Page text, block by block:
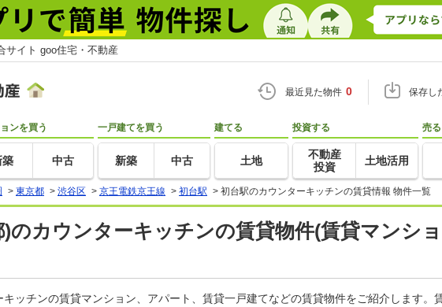
サイト goo住宅・不動産
最近見た物件 0 保存し
ンを買う
築 中古
一戸建てを買う
新築 中古
建てる
土地
投資する
不動産
投資
土地活用
売る
> 東京都 > 渋谷区 > 京王電鉄京王線 > 初台駅 > 初台駅のカウンターキッチンの賃貸情報 物件一覧
)のカウンターキッチンの賃貸物件(賃貸マンシ
ッチンの賃貸マンション、アパート、賃貸一戸建てなどの賃貸物件をご紹介します。